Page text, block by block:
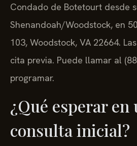
Condado de Botetourt desde
Shenandoah/Woodstock, en
103, Woodstock, VA 22664.
cita previa. Puede llamar al
programar.
¿Qué esperar en
consulta inicial?